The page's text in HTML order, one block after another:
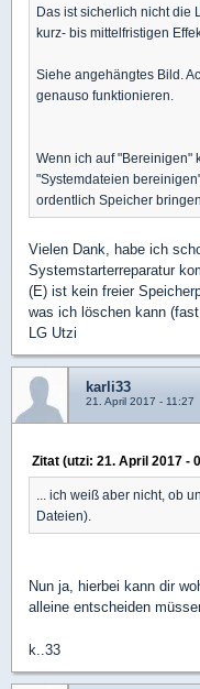
Das ist sicherlich nicht die
kurz- bis mittelfristigen
Siehe angehängtes Bild.
genauso funktionieren.
Wenn ich auf "Bereinigen"
"Systemdateien
ordentlich Speicher
Vielen Dank, habe ich
Systemstarterreparatur
(E) ist kein freier
was ich löschen kann
LG Utzi
karli33
21. April 2017 - 11:27
Zitat (utzi: 21. April 2017 -
... ich weiß aber nicht, ob
Dateien).
Nun ja, hierbei kann dir
alleine entscheiden
k..33